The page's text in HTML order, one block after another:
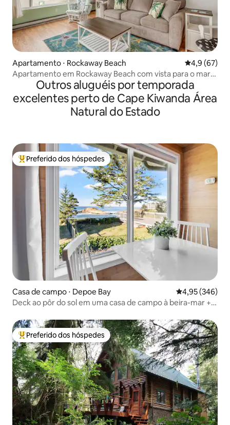
Apartamento ⋅ Rockaway Beach 4,9 de uma
4,9 (67)
Apartamento em Rockaway Beach com vista para o mar:
a poucos passos da costa
Outros aluguéis por temporada
excelentes perto de Cape Kiwanda Área
Natural do Estado
Entre os melhores preferidos dos hóspedes
Preferido dos hóspedes
Casa de campo ⋅ Depoe Bay 4,95 de uma
4,95 (346)
Deck ao pôr do sol em uma casa de campo à beira-mar +
Entre os melhores preferidos dos hóspedes
Preferido dos hóspedes